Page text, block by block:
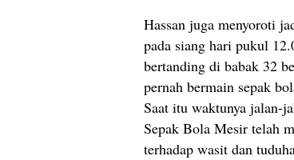
Hassan juga menyoroti
pada siang hari pukul
bertanding di babak 32
pernah bermain sepak
Saat itu waktunya jalan-
Sepak Bola Mesir telah
terhadap wasit dan